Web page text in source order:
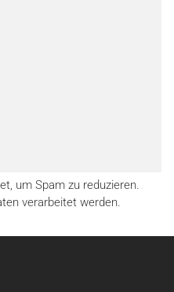
um Spam zu reduzieren.
verarbeitet werden.